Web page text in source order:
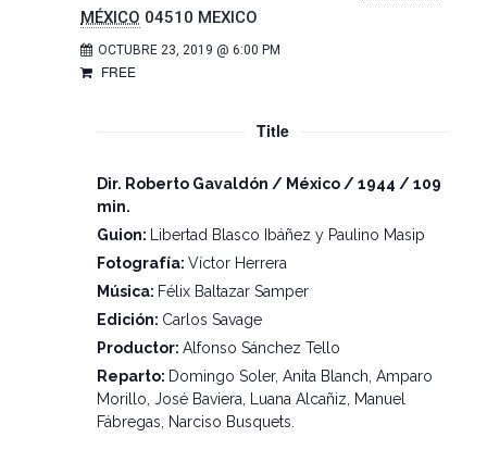
MÉXICO 04510 MEXICO
OCTUBRE 23, 2019 @ 6:00 PM
FREE
Title
Dir. Roberto Gavaldón / México / 1944 / 109
min.
Guion:
Libertad Blasco Ibáñez y Paulino Masip
Fotografía: Víctor Herrera
Música: Félix Baltazar Samper
Edición: Carlos Savage
Productor: Alfonso Sánchez Tello
Reparto: Domingo Soler, Anita Blanch, Amparo
Morillo, José Baviera, Luana Alcañiz, Manuel
Fábregas, Narciso Busquets.